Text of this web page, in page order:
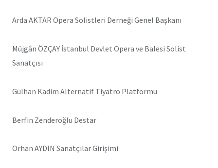
Arda AKTAR Opera Solistleri Derneği Genel Başkanı
Müjgân ÖZÇAY İstanbul Devlet Opera ve Balesi Solist
Sanatçısı
Gülhan Kadim Alternatif Tiyatro Platformu
Berfin Zenderoğlu Destar
Orhan AYDIN Sanatçılar Girişimi